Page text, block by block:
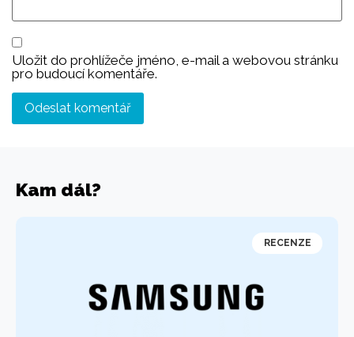
Uložit do prohlížeče jméno, e-mail a webovou stránku
pro budoucí komentáře.
Kam dál?
RECENZE